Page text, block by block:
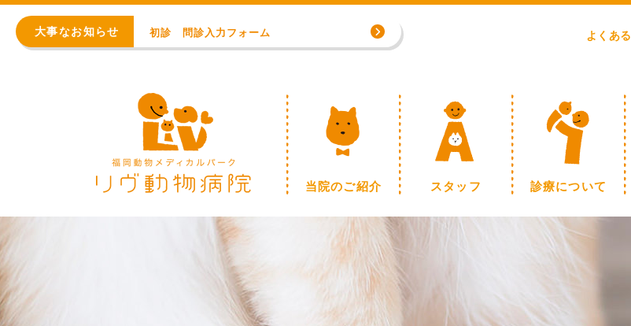
大事なお知らせ
WEB予約始まりました！
※重要※ 価格改定のお知らせ
初診 問診入力フォーム
アレルギー・アトピー・皮膚科専門外来／川野浩志先生（完全予約制）
WEB予約始まりました！
※重要※ 価格改定のお知らせ
よくある
当院のご紹介 スタッフ 診療について